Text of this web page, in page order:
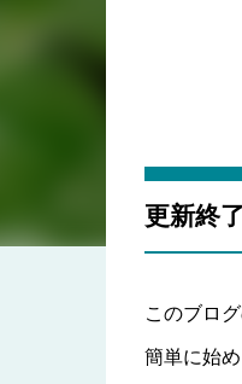
更新終
このブロ
簡単に始